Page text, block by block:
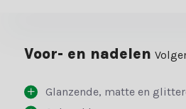
Voor- en nadelen
Glanzende, matte en